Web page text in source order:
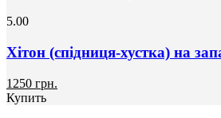
5.00
Хітон (спідниця-хустка) на
1250 грн.
Купить